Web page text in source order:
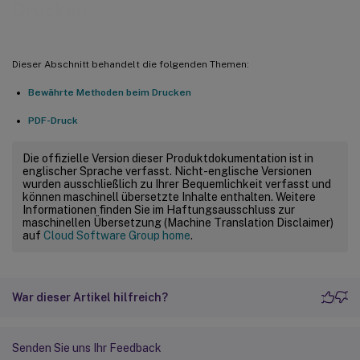
Dieser Abschnitt behandelt die folgenden Themen:
Bewährte Methoden beim Drucken
PDF-Druck
Die offizielle Version dieser Produktdokumentation ist in
englischer Sprache verfasst. Nicht-englische Versionen
wurden ausschließlich zu Ihrer Bequemlichkeit verfasst und
können maschinell übersetzte Inhalte enthalten. Weitere
Informationen finden Sie im Haftungsausschluss zur
maschinellen Übersetzung (Machine Translation Disclaimer)
auf Cloud Software Group home.
War dieser Artikel hilfreich?
Senden Sie uns Ihr Feedback